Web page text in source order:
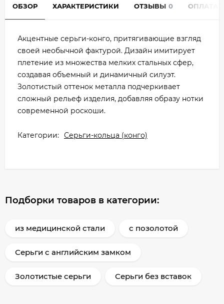
ОБЗОР ХАРАКТЕРИСТИКИ ОТЗЫВЫ 0 ОПЛАТА
Акцентные серьги-конго, притягивающие взгляд
своей необычной фактурой. Дизайн имитирует
плетение из множества мелких стальных сфер,
создавая объемный и динамичный силуэт.
Золотистый оттенок металла подчеркивает
сложный рельеф изделия, добавляя образу нотки
современной роскоши.
Категории: Серьги-кольца (конго)
Подборки товаров в категории:
из медицинской стали с позолотой
Серьги с английским замком
Золотистые серьги Серьги без вставок